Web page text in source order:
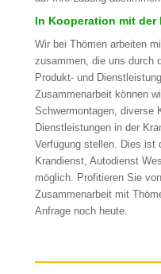
In Kooperation mit der
Wir bei Thömen arbeiten
zusammen, die uns durch
Produkt- und
Zusammenarbeit können
Schwermontagen, diverse
Dienstleistungen in der
Verfügung stellen. Dies ist
Krandienst, Autodienst
möglich. Profitieren Sie
Zusammenarbeit mit
Anfrage noch heute.